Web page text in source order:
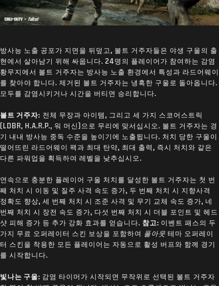
방사능 노출 공포가 지면을 뒤덮고, 볼트 거주자들은 야생 구울의 출
현에서 살아남기 위해 싸웁니다. 24명의 플레이어가 참여하는 감염
황무지에서 볼트 거주자는 방사능 노출 환경에서 특성과 라드어웨이
를 찾아야 합니다. 제거된 볼트 거주자는 냉혹한 구울로 돌아옵니다.
모두를 감염시키거나 시간을 버티면 승리합니다.
볼트 거주자: 전체 무장과 아이템, 그리고 세 가지 스코어스트릭
(LDBR, H.A.R.P., 워 머신)으로 무리에 맞서십시오. 볼트 거주자는 경
기 내내 방사능 중독 수준을 높이기에 노출됩니다. 처치 당한 구울이
떨어뜨린 라드어웨이 팩과 최대 탄약, 최대 출력, 즉시 처치와 같은
다른 파워업을 획득하여 레벨을 낮추십시오.
연속으로 충분한 플레이어 구울 처치를 달성한 볼트 거주자는 첫 번
째 처치 시 이동 및 질주 사격 속도 증가, 두 번째 처치 시 지향사격
정확도 향상, 세 번째 처치 시 조준 사격 및 무기 교체 속도 증가, 네
번째 처치 시 장전 속도 증가, 다섯 번째 처치 시 더블 포인트 및 헤드
샷 피해 증가 등 추가 강화 효과를 얻습니다. 참고: 이벤트 패스의 두
가지 무료 오퍼레이터 스킨 보상을 포함하여 폴아웃 테마 오퍼레이
터 스킨을 착용한 모든 플레이어는 자동으로 활성 버프와 함께 경기
를 시작합니다.
빛나는 구울: 감염 타이머가 시작되면 무작위로 선택된 볼트 거주자